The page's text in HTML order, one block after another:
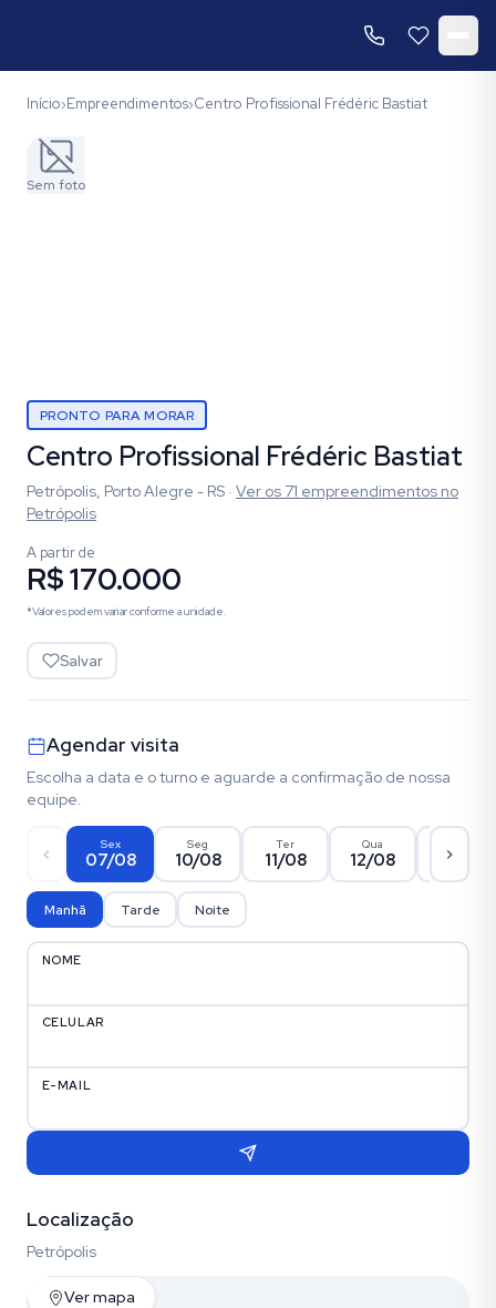
Início›Empreendimentos›Centro Profissional Frédéric Bastiat
Sem foto
PRONTO PARA MORAR
Centro Profissional Frédéric Bastiat
Petrópolis, Porto Alegre - RS · Ver os 71 empreendimentos no
Petrópolis
A partir de
R$ 170.000
*Valores podem variar conforme a unidade.
Salvar
Agendar visita
Escolha a data e o turno e aguarde a confirmação de nossa
equipe.
Sex
07/08
Seg
10/08
Ter
11/08
Qua
12/08 13/08
Manhã Tarde Noite
NOME
CELULAR
E-MAIL
Localização
Petrópolis
Ver mapa